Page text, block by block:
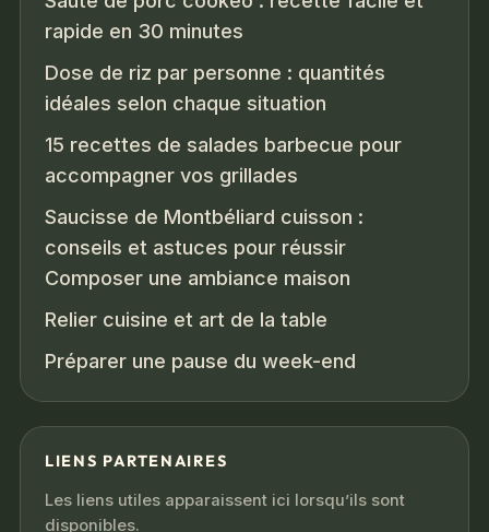
rapide en 30 minutes
Dose de riz par personne : quantités
idéales selon chaque situation
15 recettes de salades barbecue pour
accompagner vos grillades
Saucisse de Montbéliard cuisson :
conseils et astuces pour réussir
Composer une ambiance maison
Relier cuisine et art de la table
Préparer une pause du week-end
LIENS PARTENAIRES
Les liens utiles apparaissent ici lorsqu’ils sont
disponibles.